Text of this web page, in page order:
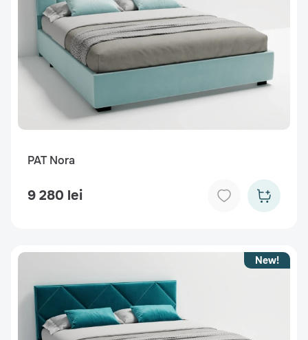
PAT Nora
9 280 lei
New!